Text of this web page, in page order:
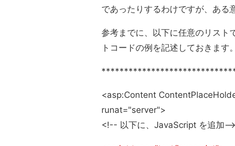
であったりするわけですが、ある
参考までに、以下に任意のリスト
トコードの例を記述しておきます。
<asp:Content
runat="server">
<!-- 以下に、JavaScript を追加-->